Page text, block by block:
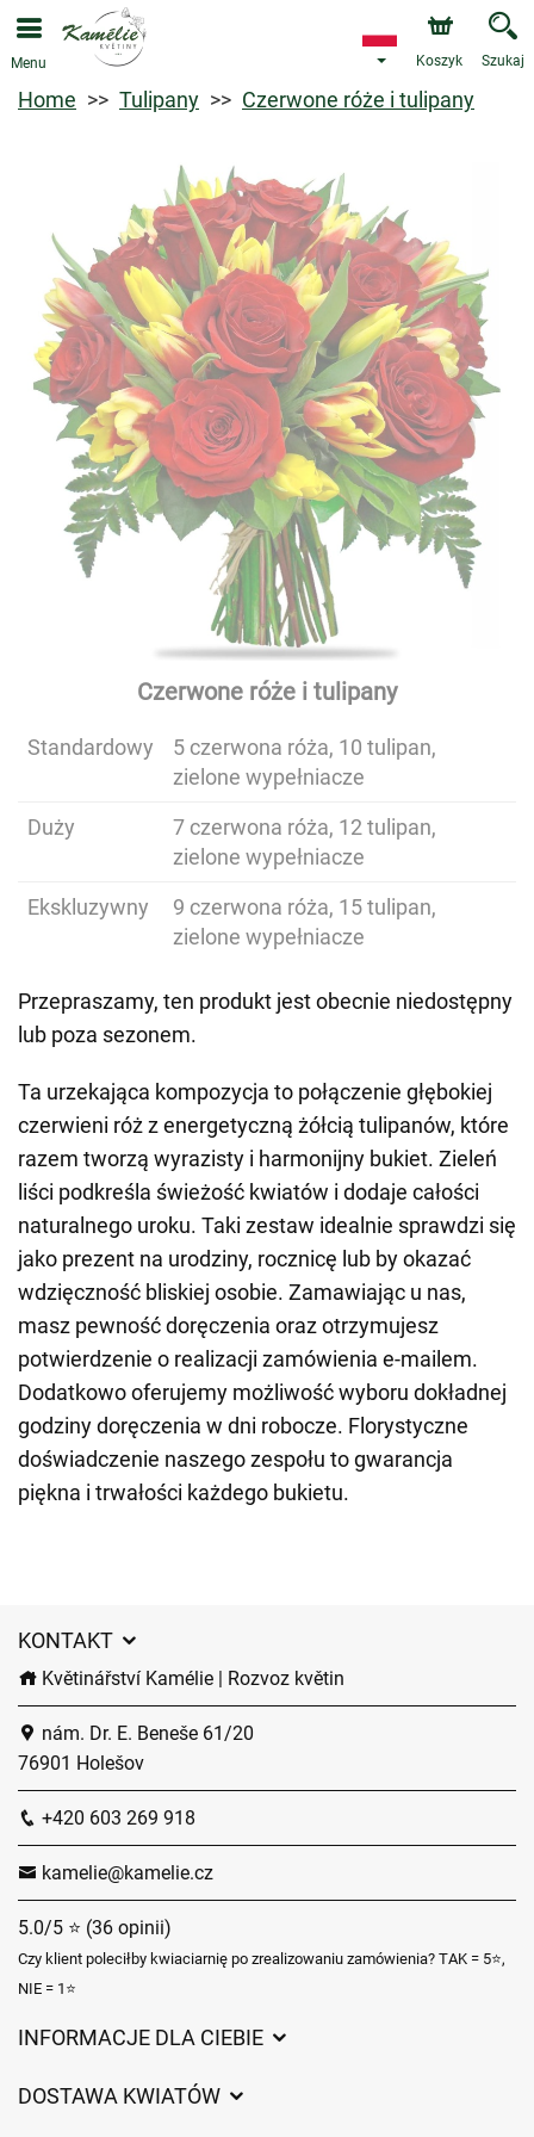
Menu Koszyk Szukaj
Home Tulipany Czerwone róże i tulipany
Czerwone róże i tulipany
Standardowy
5 czerwona róża, 10 tulipan,
zielone wypełniacze
Duży
7 czerwona róża, 12 tulipan,
zielone wypełniacze
Ekskluzywny
9 czerwona róża, 15 tulipan,
zielone wypełniacze
Przepraszamy, ten produkt jest obecnie niedostępny
lub poza sezonem.
Ta urzekająca kompozycja to połączenie głębokiej
czerwieni róż z energetyczną żółcią tulipanów, które
razem tworzą wyrazisty i harmonijny bukiet. Zieleń
liści podkreśla świeżość kwiatów i dodaje całości
naturalnego uroku. Taki zestaw idealnie sprawdzi się
jako prezent na urodziny, rocznicę lub by okazać
wdzięczność bliskiej osobie. Zamawiając u nas,
masz pewność doręczenia oraz otrzymujesz
potwierdzenie o realizacji zamówienia e-mailem.
Dodatkowo oferujemy możliwość wyboru dokładnej
godziny doręczenia w dni robocze. Florystyczne
doświadczenie naszego zespołu to gwarancja
piękna i trwałości każdego bukietu.
KONTAKT
Květinářství Kamélie | Rozvoz květin
nám. Dr. E. Beneše 61/20
76901 Holešov
+420 603 269 918
kamelie@kamelie.cz
5.0/5 ⭐ (36 opinii)
Czy klient poleciłby kwiaciarnię po zrealizowaniu zamówienia? TAK = 5⭐,
NIE = 1⭐
INFORMACJE DLA CIEBIE
DOSTAWA KWIATÓW